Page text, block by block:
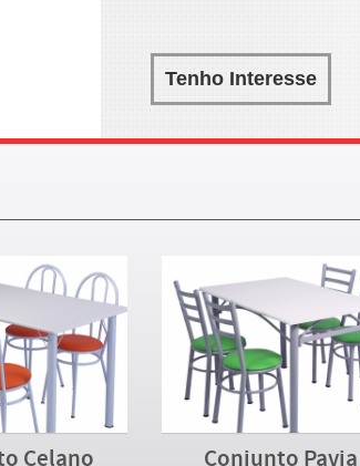
Tenho Interesse
Celano Conjunto Pavia